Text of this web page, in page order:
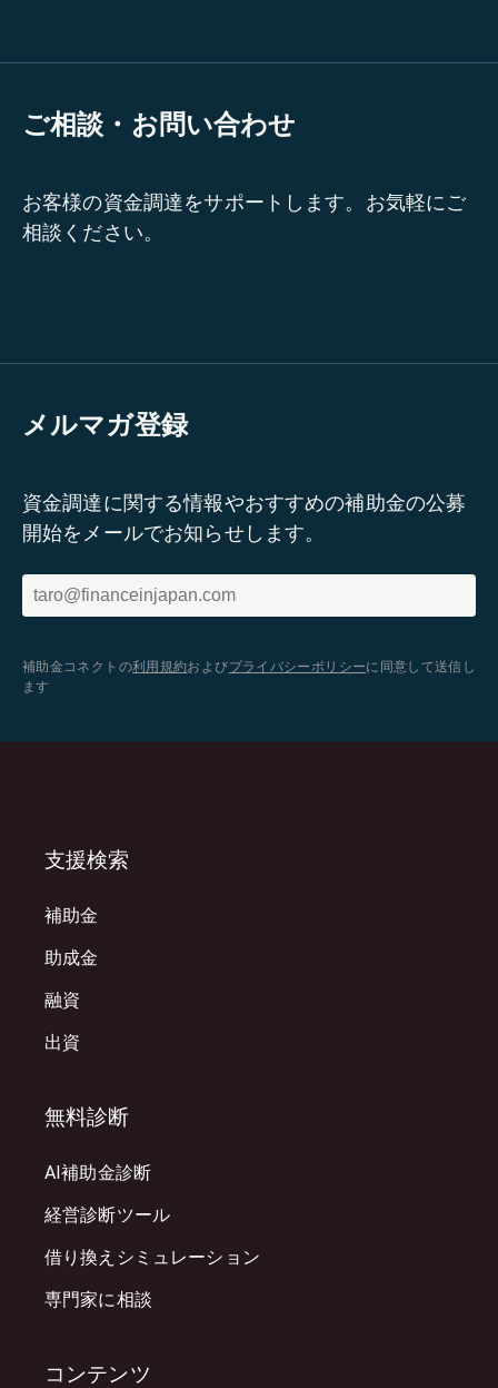
ご相談・お問い合わせ
お客様の資金調達をサポートします。お気軽にご
相談ください。
メルマガ登録
資金調達に関する情報やおすすめの補助金の公募
開始をメールでお知らせします。
補助金コネクトの利用規約およびプライバシーポリシーに同意して送信し
ます
支援検索
補助金
助成金
融資
出資
無料診断
AI補助金診断
経営診断ツール
借り換えシミュレーション
専門家に相談
コンテンツ